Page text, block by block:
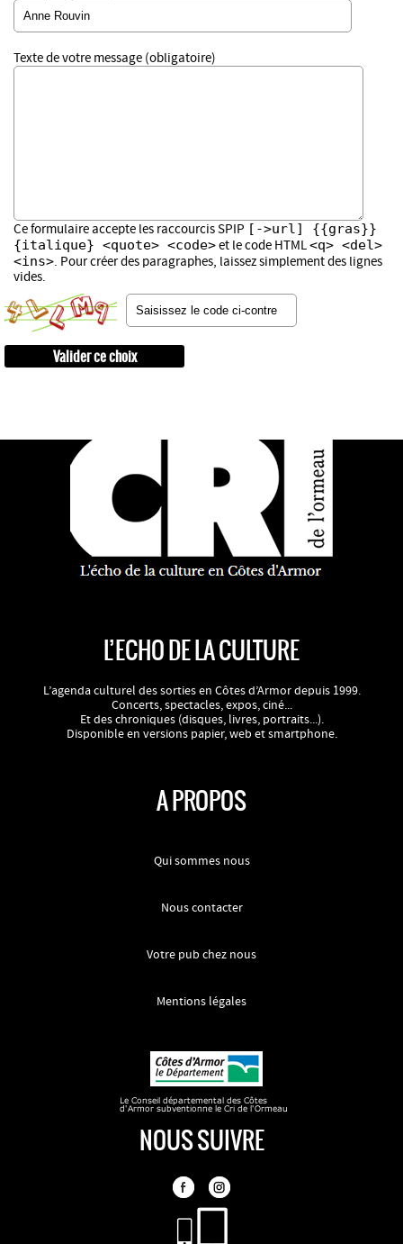
Texte de votre message (obligatoire)
Ce formulaire accepte les raccourcis SPIP [->url] {{gras}}
{italique} <quote> <code>et le code HTML<q> <del>
<ins>. Pour créer des paragraphes, laissez simplement des lignes
vides.
L’ECHO DE LA CULTURE
L’agenda culturel des sorties en Côtes d’Armor depuis 1999.
Concerts, spectacles, expos, ciné...
Et des chroniques (disques, livres, portraits...).
Disponible en versions papier, web et smartphone.
A PROPOS
Qui sommes nous
Nous contacter
Votre pub chez nous
Mentions légales
NOUS SUIVRE